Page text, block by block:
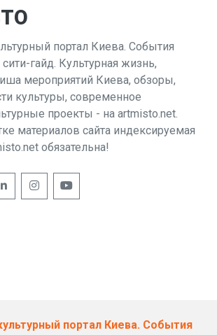
портал Киева. События
гайд. Культурная жизнь,
мероприятий Киева, обзоры,
культуры, современное
проекты - на artmisto.net.
материалов сайта индексируемая
обязательна!
портал Киева. События